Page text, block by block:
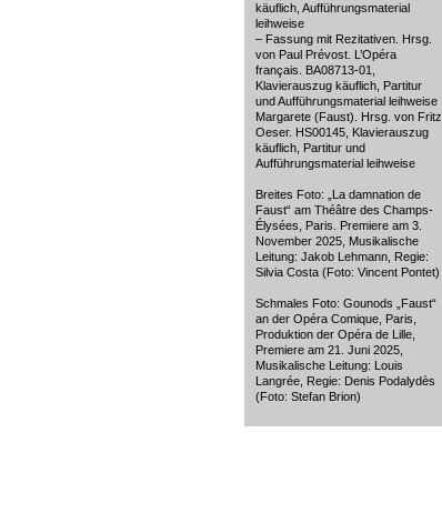
käuflich, Aufführungsmaterial
leihweise
– Fassung mit Rezitativen. Hrsg.
von Paul Prévost. L’Opéra
français. BA08713-01,
Klavierauszug käuflich, Partitur
und Aufführungsmaterial leihweise
Margarete (Faust). Hrsg. von Fritz
Oeser. HS00145, Klavierauszug
käuflich, Partitur und
Aufführungsmaterial leihweise
Breites Foto: „La damnation de
Faust“ am Théâtre des Champs-
Élysées, Paris. Premiere am 3.
November 2025, Musikalische
Leitung: Jakob Lehmann, Regie:
Silvia Costa (Foto: Vincent Pontet)
Schmales Foto: Gounods „Faust“
an der Opéra Comique, Paris,
Produktion der Opéra de Lille,
Premiere am 21. Juni 2025,
Musikalische Leitung: Louis
Langrée, Regie: Denis Podalydès
(Foto: Stefan Brion)